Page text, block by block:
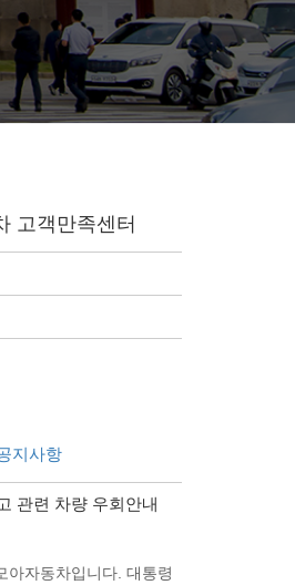
고객만족센터
지사항
관련 차량 우회안내
아자동차입니다. 대통령